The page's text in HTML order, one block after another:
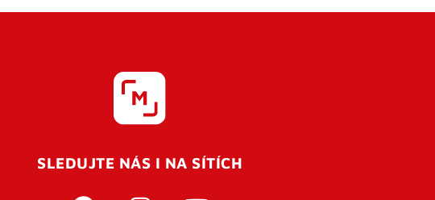
SLEDUJTE NÁS I NA SÍTÍCH